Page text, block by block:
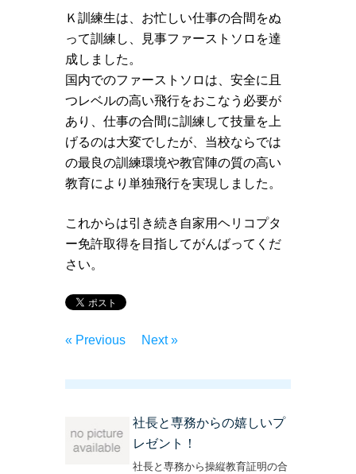
Ｋ訓練生は、お忙しい仕事の合間をぬ
って訓練し、見事ファーストソロを達
成しました。
国内でのファーストソロは、安全に且
つレベルの高い飛行をおこなう必要が
あり、仕事の合間に訓練して技量を上
げるのは大変でしたが、当校ならでは
の最良の訓練環境や教官陣の質の高い
教育により単独飛行を実現しました。
これからは引き続き自家用ヘリコプタ
ー免許取得を目指してがんばってくだ
さい。
« Previous Next »
社長と専務からの嬉しいプ
レゼント！
社長と専務から操縦教育証明の合